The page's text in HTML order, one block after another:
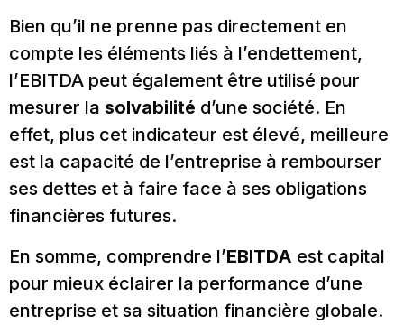
Bien qu’il ne prenne pas directement en
compte les éléments liés à l’endettement,
l’EBITDA peut également être utilisé pour
mesurer la solvabilité d’une société. En
effet, plus cet indicateur est élevé, meilleure
est la capacité de l’entreprise à rembourser
ses dettes et à faire face à ses obligations
financières futures.
En somme, comprendre l’EBITDA est capital
pour mieux éclairer la performance d’une
entreprise et sa situation financière globale.